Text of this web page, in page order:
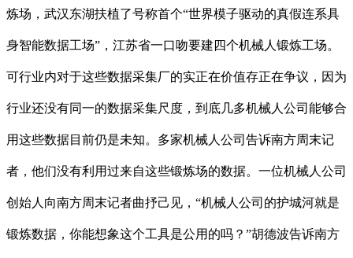
炼场，武汉东湖扶植了号称首个“世界模子驱动的真假连系具
身智能数据工场”，江苏省一口吻要建四个机械人锻炼工场。
可行业内对于这些数据采集厂的实正在价值存正在争议，因为
行业还没有同一的数据采集尺度，到底几多机械人公司能够合
用这些数据目前仍是未知。多家机械人公司告诉南方周末记
者，他们没有利用过来自这些锻炼场的数据。一位机械人公司
创始人向南方周末记者曲抒己见，“机械人公司的护城河就是
锻炼数据，你能想象这个工具是公用的吗？”胡德波告诉南方